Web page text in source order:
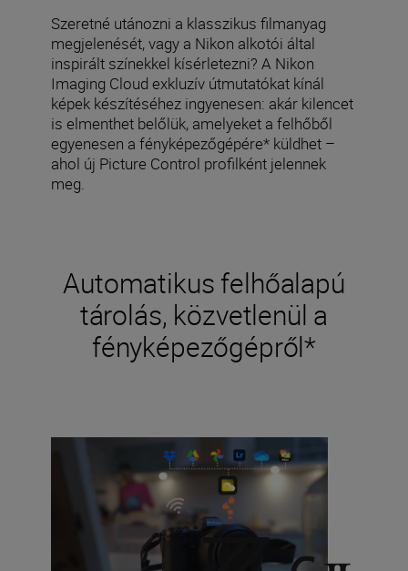
Szeretné utánozni a klasszikus filmanyag
megjelenését, vagy a Nikon alkotói által
inspirált színekkel kísérletezni? A Nikon
Imaging Cloud exkluzív útmutatókat kínál
képek készítéséhez ingyenesen: akár kilencet
is elmenthet belőlük, amelyeket a felhőből
egyenesen a fényképezőgépére* küldhet –
ahol új Picture Control profilként jelennek
meg.
Automatikus felhőalapú
tárolás, közvetlenül a
fényképezőgépről*